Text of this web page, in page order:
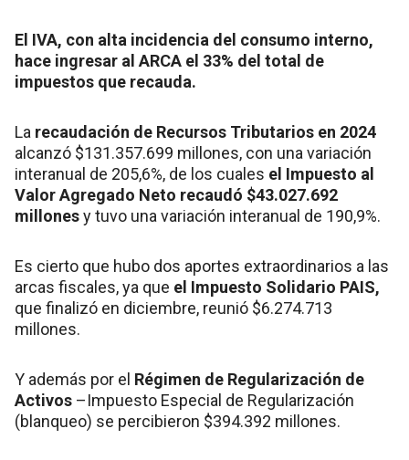
El IVA, con alta incidencia del consumo interno,
hace ingresar al ARCA el 33% del total de
impuestos que recauda.
La recaudación de Recursos Tributarios en 2024
alcanzó $131.357.699 millones, con una variación
interanual de 205,6%, de los cuales el Impuesto al
Valor Agregado Neto recaudó $43.027.692
millonesy tuvo una variación interanual de 190,9%.
Es cierto que hubo dos aportes extraordinarios a las
arcas fiscales, ya que el Impuesto Solidario PAIS,
que finalizó en diciembre, reunió $6.274.713
millones.
Y además por el Régimen de Regularización de
Activos –Impuesto Especial de Regularización
(blanqueo) se percibieron $394.392 millones.